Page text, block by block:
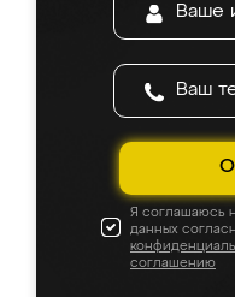
Я соглашаюсь
данных
соглашению